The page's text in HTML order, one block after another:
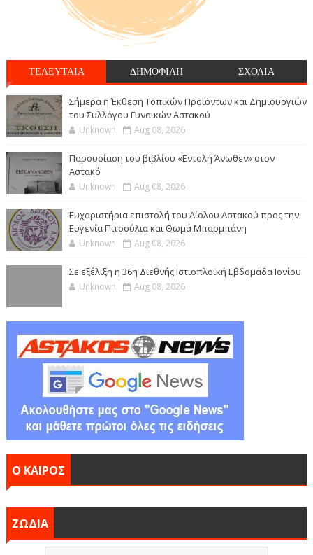
ΤΕΛΕΥΤΑΙΑ ΔΗΜΟΦΙΛΗ ΣΧΟΛΙΑ
Σήμερα η Έκθεση Τοπικών Προϊόντων και Δημιουργιών
του Συλλόγου Γυναικών Αστακού
Unknown Aug 08, 2026
Παρουσίαση του βιβλίου «Εντολή Άνωθεν» στον
Αστακό
Unknown Aug 08, 2026
Ευχαριστήρια επιστολή του Αίολου Αστακού προς την
Ευγενία Πιτσούλια και Θωμά Μπαρμπάνη
Unknown Aug 08, 2026
Σε εξέλιξη η 36η Διεθνής Ιστιοπλοϊκή Εβδομάδα Ιονίου
Unknown Aug 08, 2026
Ο ΚΑΙΡΟΣ
ΖΩΔΙΑ